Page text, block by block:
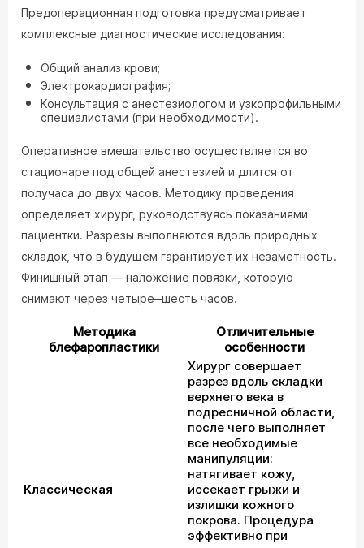
Предоперационная подготовка предусматривает
комплексные диагностические исследования:
Общий анализ крови;
Электрокардиография;
Консультация с анестезиологом и узкопрофильными
специалистами (при необходимости).
Оперативное вмешательство осуществляется во
стационаре под общей анестезией и длится от
получаса до двух часов. Методику проведения
определяет хирург, руководствуясь показаниями
пациентки. Разрезы выполняются вдоль природных
складок, что в будущем гарантирует их незаметность.
Финишный этап — наложение повязки, которую
снимают через четыре‒шесть часов.
Методика
блефаропластики
Отличительные
особенности
Классическая
Хирург совершает
разрез вдоль складки
верхнего века в
подресничной области,
после чего выполняет
все необходимые
манипуляции:
натягивает кожу,
иссекает грыжи и
излишки кожного
покрова. Процедура
эффективно при